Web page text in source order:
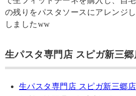
の残りをパスタソースにアレンジ
しましたww
生パスタ専門店 スピガ新三
生パスタ専門店 スピガ新三郷